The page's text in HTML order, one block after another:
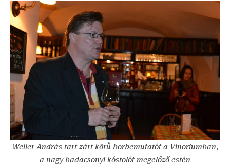
Weller András tart zárt körű borbemutatót a Vinoriumban,
a nagy badacsonyi kóstolót megelőző estén